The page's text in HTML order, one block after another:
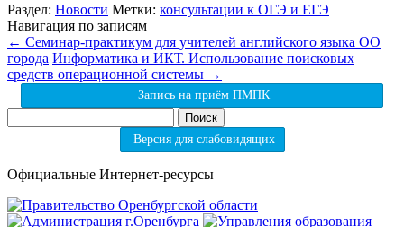
Раздел: Новости Метки: консультации к ОГЭ и ЕГЭ
Навигация по записям
← Семинар-практикум для учителей английского языка ОО
города Информатика и ИКТ. Использование поисковых
средств операционной системы →
Запись на приём ПМПК
Версия для слабовидящих
Официальные Интернет-ресурсы